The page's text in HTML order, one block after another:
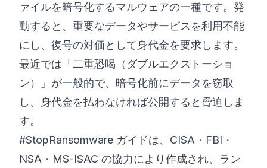
ァイルを暗号化するマルウェアの一種です。発
動すると、重要なデータやサービスを利用不能
にし、復号の対価として身代金を要求します。
最近では「二重恐喝（ダブルエクストーショ
ン）」が一般的で、暗号化前にデータを窃取
し、身代金を払わなければ公開すると脅迫しま
す。
#StopRansomware ガイドは、CISA・FBI・
NSA・MS-ISAC の協力により作成され、ラン